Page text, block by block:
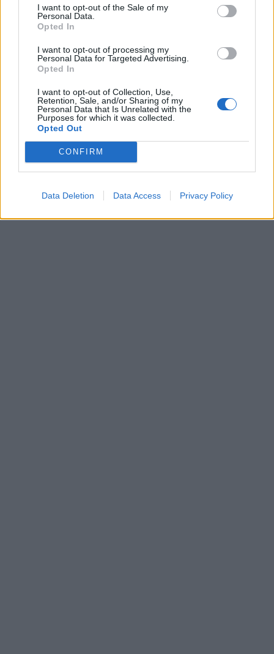
I want to opt-out of the Sale of my
Personal Data.
Opted In
I want to opt-out of processing my
Personal Data for Targeted Advertising.
Opted In
I want to opt-out of Collection, Use,
Retention, Sale, and/or Sharing of my
Personal Data that Is Unrelated with the
Purposes for which it was collected.
Opted Out
CONFIRM
Data Deletion Data Access Privacy Policy